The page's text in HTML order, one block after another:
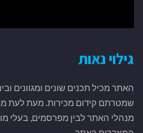
גילוי נאות
האתר מכיל תכנים שונים ומגוונים
שמטרתם קידום מכירות. מעת לעת
מנהלי האתר לבין מפרסמים, בעלי